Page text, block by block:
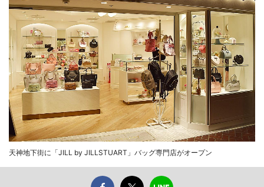
天神地下街に「JILL by JILLSTUART」バッグ専門店がオープン